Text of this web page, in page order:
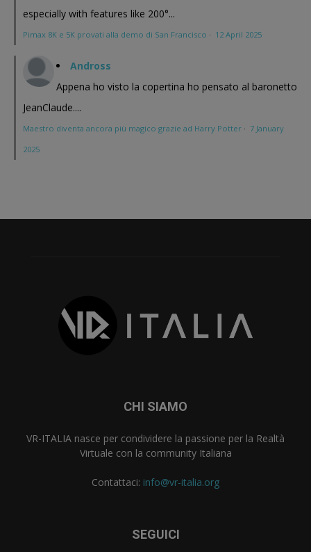
especially with features like 200°...
Pimax 8K e 5K provati alla demo di San Francisco · 12 April 2025
Andross
Appena ho visto la copertina ho pensato al baronetto
JeanClaude....
Maestro diventa ancora più magico grazie ad Harry Potter · 7 January
2025
CHI SIAMO
VR-ITALIA nasce per condividere la passione per la Realtà
Virtuale con la community Italiana
Contattaci: info@vr-italia.org
SEGUICI